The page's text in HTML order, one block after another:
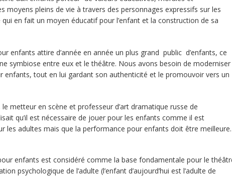
moyens pleins de vie à travers des personnages expressifs sur les
qui en fait un moyen éducatif pour l’enfant et la construction de sa
enfants attire d’année en année un plus grand public d’enfants, ce
symbiose entre eux et le théâtre. Nous avons besoin de moderniser
enfants, tout en lui gardant son authenticité et le promouvoir vers un
metteur en scène et professeur d’art dramatique russe de
qu’il est nécessaire de jouer pour les enfants comme il est
les adultes mais que la performance pour enfants doit être meilleure.
enfants est considéré comme la base fondamentale pour le
psychologique de l’adulte (l’enfant d’aujourd’hui est l’adulte de